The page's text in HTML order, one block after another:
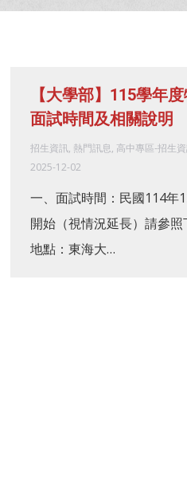
【大學部】115學年
面試時間及相關說明
招生資訊, 熱門訊息, 高中專區-招生
2025-12-02
一、面試時間：民國114年
開始（視情況延長）請參
地點：東海大…